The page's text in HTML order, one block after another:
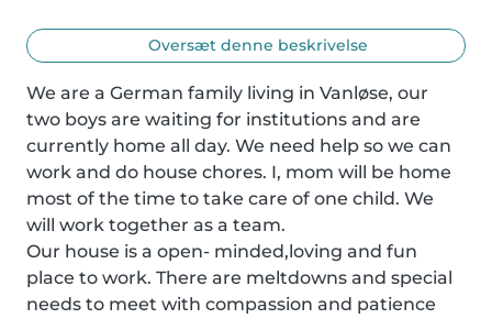
Oversæt denne beskrivelse
We are a German family living in Vanløse, our
two boys are waiting for institutions and are
currently home all day. We need help so we can
work and do house chores. I, mom will be home
most of the time to take care of one child. We
will work together as a team.
Our house is a open- minded,loving and fun
place to work. There are meltdowns and special
needs to meet with compassion and patience